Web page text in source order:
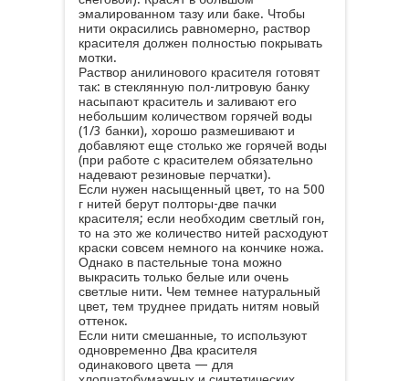
эмалированном тазу или баке. Чтобы
нити окрасились равномерно, раствор
красителя должен полностью покрывать
мотки.
Раствор анилинового красителя готовят
так: в стеклянную пол-литровую банку
насыпают краситель и заливают его
небольшим количеством горячей воды
(1/3 банки), хорошо размешивают и
добавляют еще столько же горячей воды
(при работе с красителем обязательно
надевают резиновые перчатки).
Если нужен насыщенный цвет, то на 500
г нитей берут полторы-две пачки
красителя; если необходим светлый гон,
то на это же количество нитей расходуют
краски совсем немного на кончике ножа.
Однако в пастельные тона можно
выкрасить только белые или очень
светлые нити. Чем темнее натуральный
цвет, тем труднее придать нитям новый
оттенок.
Если нити смешанные, то используют
одновременно Два красителя
одинакового цвета — для